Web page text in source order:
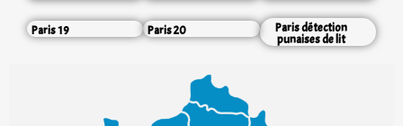
Paris 19 Paris 20
Paris détection
punaises de lit